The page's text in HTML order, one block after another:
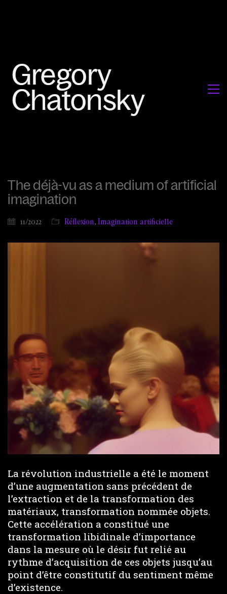
The déjà-vu as a medium of artificial
imagination
11/2022 Réflexion, Imagination artificielle
La révolution industrielle a été le moment
d’une augmentation sans précédent de
l’extraction et de la transformation des
matériaux, transformation nommée objets.
Cette accélération a constitué une
transformation libidinale d’importance
dans la mesure où le désir fut relié au
rythme d’acquisition de ces objets jusqu’au
point d’être constitutif du sentiment même
d’existence.